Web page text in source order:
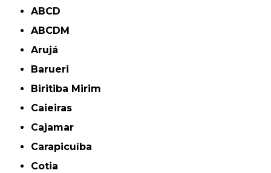
ABCD
ABCDM
Arujá
Barueri
Biritiba Mirim
Caieiras
Cajamar
Carapicuíba
Cotia